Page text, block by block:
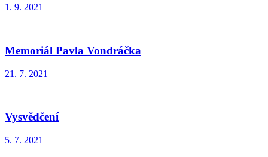
1. 9. 2021
Memoriál Pavla Vondráčka
21. 7. 2021
Vysvědčení
5. 7. 2021